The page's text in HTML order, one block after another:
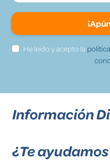
He leído y acepto la
Información
¿Te